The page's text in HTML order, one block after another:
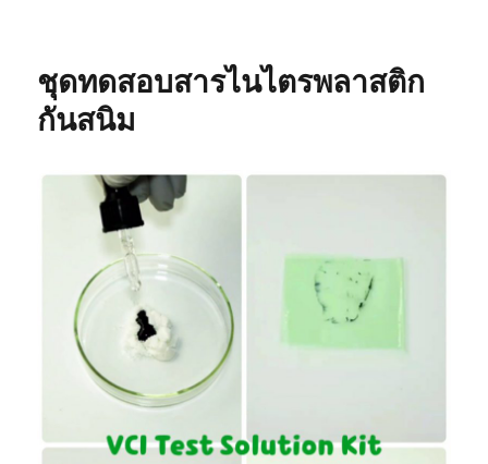
ถุง
เลือก
?
ชุดทดสอบสารไนไตรพลาสติก
กันสนิม